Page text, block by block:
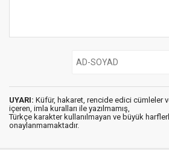
UYARI: Küfür, hakaret, rencide edici cümleler
içeren, imla kuralları ile yazılmamış,
Türkçe karakter kullanılmayan ve büyük
onaylanmamaktadır.